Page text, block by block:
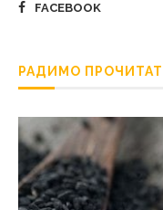
FACEBOOK
РАДИМО